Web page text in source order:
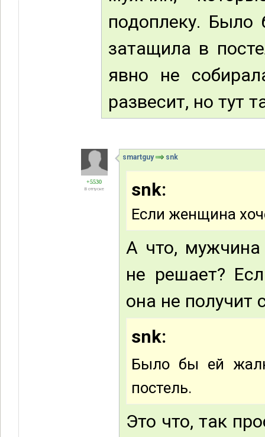
подоплеку.
затащила в
явно не
развесит, но тут
+5530
В отпуске
smartguy snk
snk:
Если женщина
А что, мужчина
не решает?
она не получит
snk:
Было бы ей
постель.
Это что, так